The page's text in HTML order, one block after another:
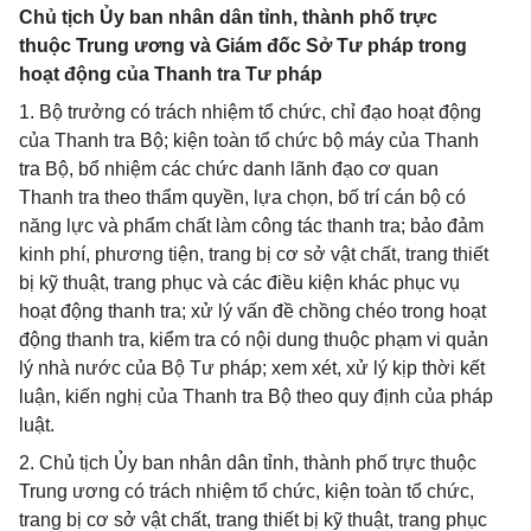
Chủ tịch Ủy ban nhân dân tỉnh, thành phố trực
thuộc Trung ương và Giám đốc Sở Tư pháp trong
hoạt động của Thanh tra Tư pháp
1. Bộ trưởng có trách nhiệm tổ chức, chỉ đạo hoạt động
của Thanh tra Bộ; kiện toàn tổ chức bộ máy của Thanh
tra Bộ, bổ nhiệm các chức danh lãnh đạo cơ quan
Thanh tra theo thẩm quyền, lựa chọn, bố trí cán bộ có
năng lực và phẩm chất làm công tác thanh tra; bảo đảm
kinh phí, phương tiện, trang bị cơ sở vật chất, trang thiết
bị kỹ thuật, trang phục và các điều kiện khác phục vụ
hoạt động thanh tra; xử lý vấn đề chồng chéo trong hoạt
động thanh tra, kiểm tra có nội dung thuộc phạm vi quản
lý nhà nước của Bộ Tư pháp; xem xét, xử lý kịp thời kết
luận, kiến nghị của Thanh tra Bộ theo quy định của pháp
luật.
2. Chủ tịch Ủy ban nhân dân tỉnh, thành phố trực thuộc
Trung ương có trách nhiệm tổ chức, kiện toàn tổ chức,
trang bị cơ sở vật chất, trang thiết bị kỹ thuật, trang phục